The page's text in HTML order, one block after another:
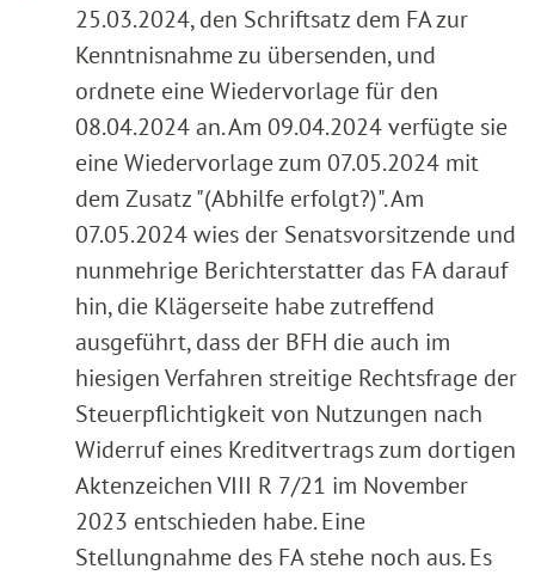
25.03.2024, den Schriftsatz dem FA zur
Kenntnisnahme zu übersenden, und
ordnete eine Wiedervorlage für den
08.04.2024 an. Am 09.04.2024 verfügte sie
eine Wiedervorlage zum 07.05.2024 mit
dem Zusatz "(Abhilfe erfolgt?)". Am
07.05.2024 wies der Senatsvorsitzende und
nunmehrige Berichterstatter das FA darauf
hin, die Klägerseite habe zutreffend
ausgeführt, dass der BFH die auch im
hiesigen Verfahren streitige Rechtsfrage der
Steuerpflichtigkeit von Nutzungen nach
Widerruf eines Kreditvertrags zum dortigen
Aktenzeichen VIII R 7/21 im November
2023 entschieden habe. Eine
Stellungnahme des FA stehe noch aus. Es